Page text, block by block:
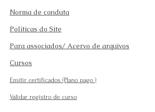
Norma de conduta
Políticas do Site
Para associados/ Acervo de arquivos
Cursos
Emitir certificados (Plano pago )
Validar registro de curso